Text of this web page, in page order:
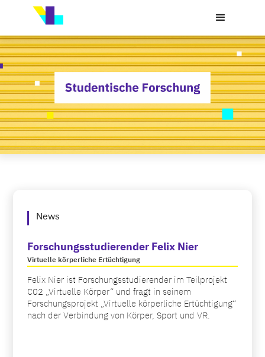
News
Forschungsstudierender Felix Nier
Virtuelle körperliche Ertüchtigung
Felix Nier ist Forschungsstudierender im Teilprojekt
C02 „Virtuelle Körper“ und fragt in seinem
Forschungsprojekt „Virtuelle körperliche Ertüchtigung“
nach der Verbindung von Körper, Sport und VR.